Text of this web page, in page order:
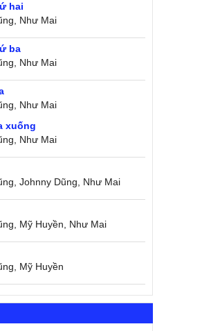
hai
Như Mai
ba
Như Mai
Như Mai
xuống
Như Mai
Johnny Dũng, Như Mai
Mỹ Huyền, Như Mai
Mỹ Huyền